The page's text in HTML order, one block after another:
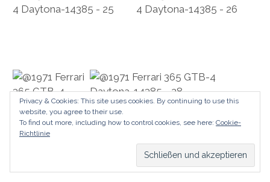
Privacy & Cookies: This site uses cookies. By continuing to use this
website, you agree to their use.
To find out more, including how to control cookies, see here: Cookie-
Richtlinie